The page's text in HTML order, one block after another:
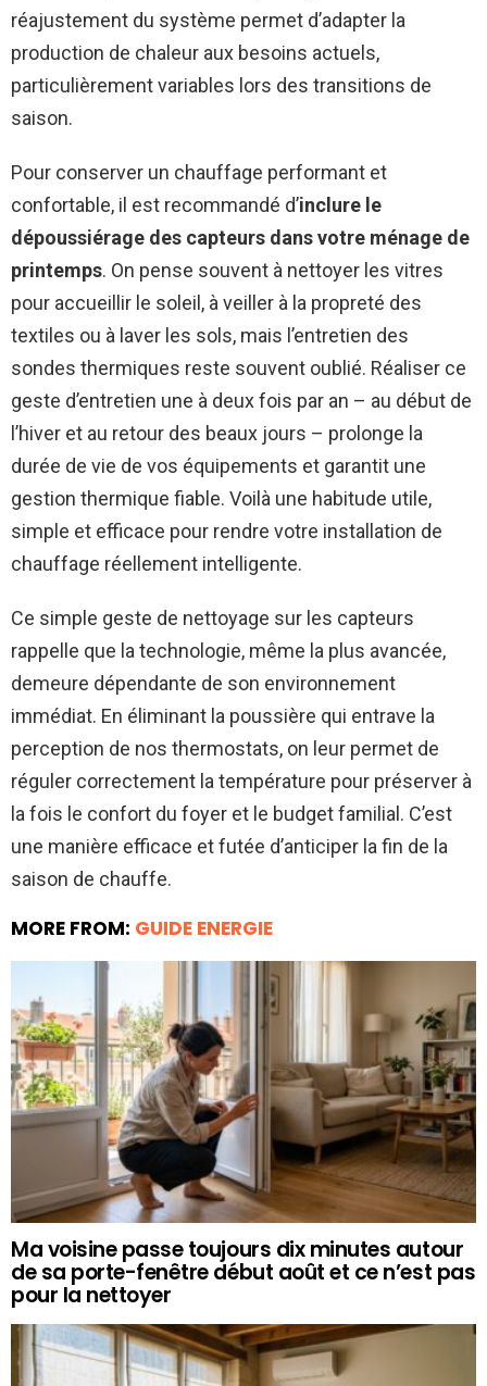
réajustement du système permet d’adapter la
production de chaleur aux besoins actuels,
particulièrement variables lors des transitions de
saison.
Pour conserver un chauffage performant et
confortable, il est recommandé d’inclure le
dépoussiérage des capteurs dans votre ménage de
printemps. On pense souvent à nettoyer les vitres
pour accueillir le soleil, à veiller à la propreté des
textiles ou à laver les sols, mais l’entretien des
sondes thermiques reste souvent oublié. Réaliser ce
geste d’entretien une à deux fois par an – au début de
l’hiver et au retour des beaux jours – prolonge la
durée de vie de vos équipements et garantit une
gestion thermique fiable. Voilà une habitude utile,
simple et efficace pour rendre votre installation de
chauffage réellement intelligente.
Ce simple geste de nettoyage sur les capteurs
rappelle que la technologie, même la plus avancée,
demeure dépendante de son environnement
immédiat. En éliminant la poussière qui entrave la
perception de nos thermostats, on leur permet de
réguler correctement la température pour préserver à
la fois le confort du foyer et le budget familial. C’est
une manière efficace et futée d’anticiper la fin de la
saison de chauffe.
MORE FROM: GUIDE ENERGIE
Ma voisine passe toujours dix minutes autour
de sa porte-fenêtre début août et ce n’est pas
pour la nettoyer